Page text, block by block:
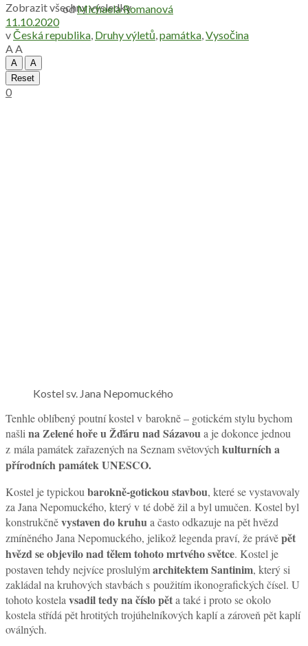
Zobrazit všechny výsledky
odMichaela Romanová
11.10.2020
vČeská republika, Druhy výletů,památka,Vysočina
AA
A
A
Reset
0
Kostel sv. Jana Nepomuckého
Tenhle oblíbený poutní kostel v barokně – gotickém stylu bychom
našli na Zelené hoře u Žďáru nad Sázavoua je dokonce jednou
z mála památek zařazených na Seznam světových kulturních a
přírodních památek UNESCO.
Kostel je typickou barokně-gotickou stavbou, které se vystavovaly
za Jana Nepomuckého, který v té době žil a byl umučen. Kostel byl
konstrukčněvystaven do kruhua často odkazuje na pět hvězd
zmíněného Jana Nepomuckého, jelikož legenda praví, že právěpět
hvězd se objevilo nad tělem tohoto mrtvého světce. Kostel je
postaven tehdy nejvíce proslulýmarchitektem Santinim, který si
zakládal na kruhových stavbách s použitím ikonografických čísel. U
tohoto kostela vsadil tedy na číslo pěta také i proto se okolo
kostela střídá pět hrotitých trojúhelníkových kaplí a zároveň pět kaplí
oválných.